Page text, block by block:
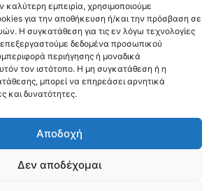
καλύτερη εμπειρία, χρησιμοποιούμε
για την αποθήκευση ή/και την πρόσβαση σε
Η συγκατάθεση για τις εν λόγω τεχνολογίες
δεδομένα προσωπικού
περιήγησης ή μοναδικά
τον ιστότοπο. Η μη συγκατάθεση ή η
μπορεί να επηρεάσει αρνητικά
και δυνατότητες.
Αποδοχή
Δεν αποδέχομαι